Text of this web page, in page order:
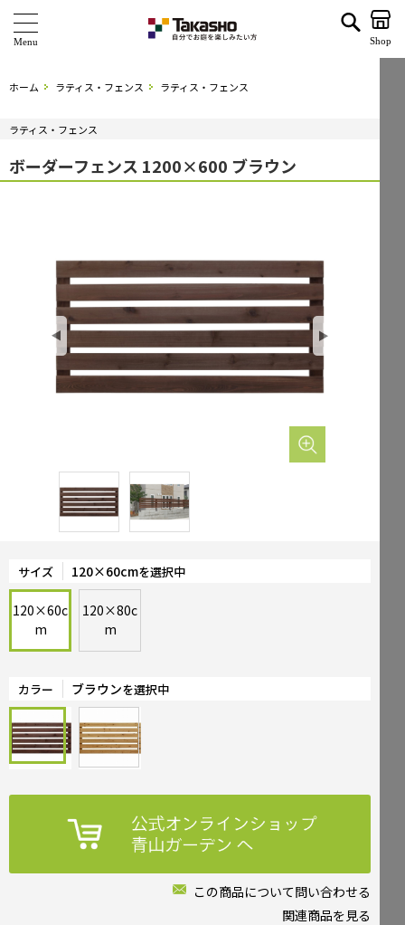
海外ブランド・シリーズ
企業情報
関連サイト
サポート
メールでお問合せ
0120-51-4128
Shop
ホーム ラティス・フェンス ラティス・フェンス
ラティス・フェンス
ボーダーフェンス 1200×600 ブラウン
サイズ 120×60cmを選択中
120×60c
m
120×80c
m
カラー ブラウンを選択中
この商品について問い合わせる
関連商品を見る